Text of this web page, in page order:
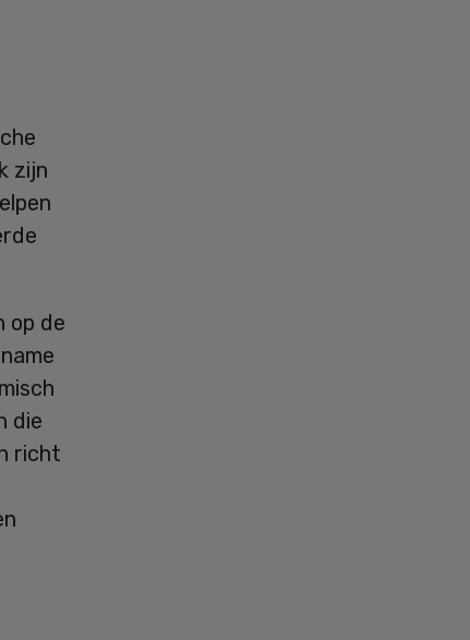
zijn
op de
die
richt